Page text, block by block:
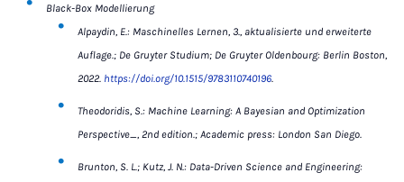
Black-Box Modellierung
Alpaydin, E.: Maschinelles Lernen, 3., aktualisierte und erweiterte
Auflage.; De Gruyter Studium; De Gruyter Oldenbourg: Berlin Boston,
2022. https://doi.org/10.1515/9783110740196
Theodoridis, S.: Machine Learning: A Bayesian and Optimization
Perspective_, 2nd edition.; Academic press: London San Diego.
Brunton, S. L.; Kutz, J. N.: Data-Driven Science and Engineering: